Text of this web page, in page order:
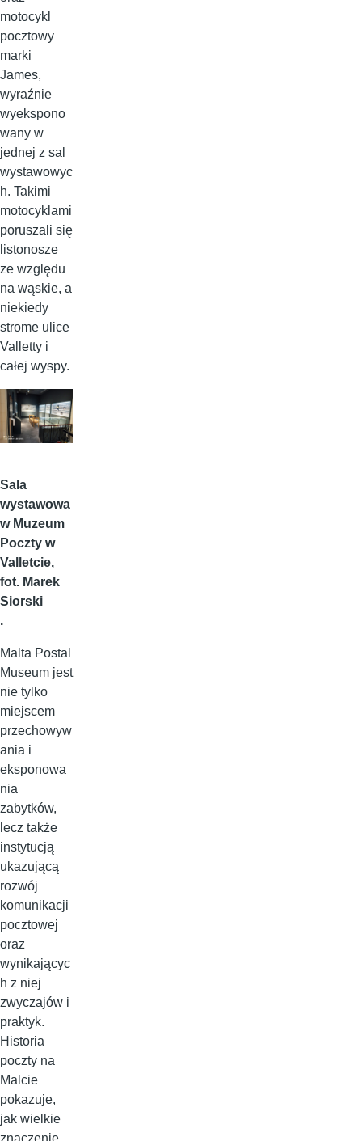
motocykl
pocztowy
marki
James,
wyraźnie
wyekspono
wany w
jednej z sal
wystawowyc
h. Takimi
motocyklami
poruszali się
listonosze
ze względu
na wąskie, a
niekiedy
strome ulice
Valletty i
całej wyspy.
Sala
wystawowa
w Muzeum
Poczty w
Valletcie,
fot. Marek
Siorski
.
Malta Postal
Museum jest
nie tylko
miejscem
przechowyw
ania i
eksponowa
nia
zabytków,
lecz także
instytucją
ukazującą
rozwój
komunikacji
pocztowej
oraz
wynikającyc
h z niej
zwyczajów i
praktyk.
Historia
poczty na
Malcie
pokazuje,
jak wielkie